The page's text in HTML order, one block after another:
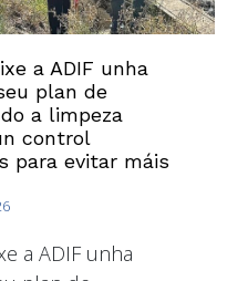
a ADIF unha
plan de
a limpeza
control
para evitar máis
a ADIF unha